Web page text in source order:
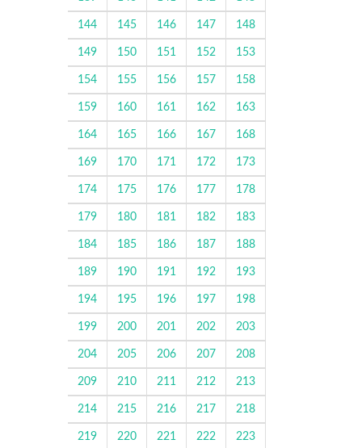
144 145 146 147 148
149 150 151 152 153
154 155 156 157 158
159 160 161 162 163
164 165 166 167 168
169 170 171 172 173
174 175 176 177 178
179 180 181 182 183
184 185 186 187 188
189 190 191 192 193
194 195 196 197 198
199 200 201 202 203
204 205 206 207 208
209 210 211 212 213
214 215 216 217 218
219 220 221 222 223